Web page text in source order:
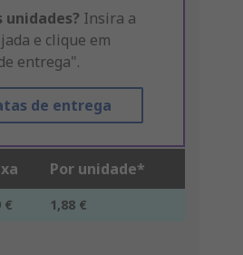
unidades? Insira a
e clique em
entrega".
de entrega
Por unidade*
€ 1,88 €